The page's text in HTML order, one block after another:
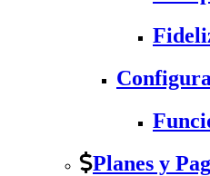
Planes y